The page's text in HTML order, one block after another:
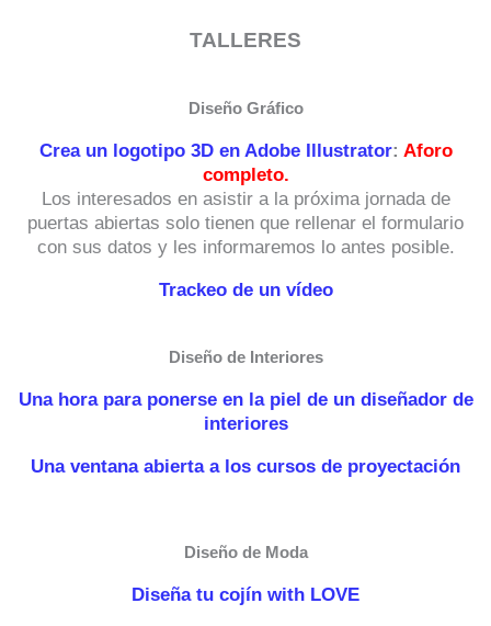
TALLERES
Diseño Gráfico
Crea un logotipo 3D en Adobe Illustrator: Aforo
completo.
Los interesados en asistir a la próxima jornada de
puertas abiertas solo tienen que rellenar el formulario
con sus datos y les informaremos lo antes posible.
Trackeo de un vídeo
Diseño de Interiores
Una hora para ponerse en la piel de un diseñador de
interiores
Una ventana abierta a los cursos de proyectación
Diseño de Moda
Diseña tu cojín with LOVE